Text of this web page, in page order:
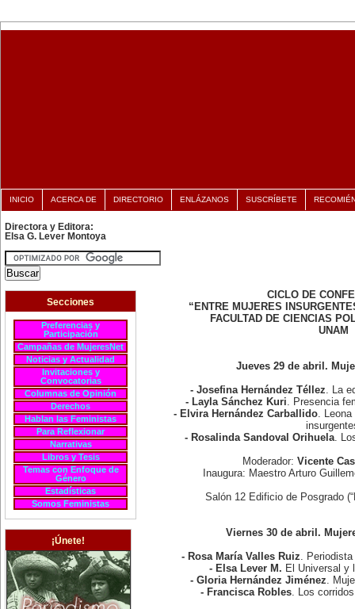
INICIO ACERCA DE DIRECTORIO ENLÁZANOS SUSCRÍBETE
Directora y Editora:
Elsa G. Lever Montoya
Secciones
Preferencias y
Participación
Campañas de MujeresNet
Noticias y Actualidad
Invitaciones y
Convocatorias
Columnas de Opinión
Derechos
Hablan las Feministas
Para Reflexionar
Narrativas
Libros y Tesis
Temas con Enfoque de
Género
Estadísticas
Somos Feministas
¡Únete!
CICLO DE
“ENTRE MUJERES
FACULTAD DE CIENCIAS
UNAM
Jueves 29 de abril.
- Josefina Hernández Téllez . La
- Layla Sánchez Kuri . Presencia
- Elvira Hernández Carballido .
- Rosalinda Sandoval Orihuela.
Moderador: Vicente
Inaugura: Maestro Arturo
Salón 12 Edificio de Posgrado
Viernes 30 de abril.
- Rosa María Valles Ruiz .
- Elsa Lever M. El Universal y
- Gloria Hernández Jiménez .
- Francisca Robles . Los